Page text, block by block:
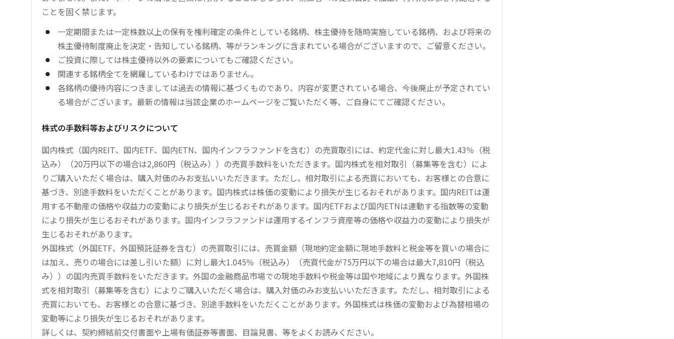
ことを固く禁じます。
一定期間または一定株数以上の保有を権利確定の条件としている銘柄、株主優待を随時実施している銘柄、および将来の
株主優待制度廃止を決定・告知している銘柄、等がランキングに含まれている場合がございますので、ご留意ください。
ご投資に際しては株主優待以外の要素についてもご確認ください。
関連する銘柄全てを網羅しているわけではありません。
各銘柄の優待内容につきましては過去の情報に基づくものであり、内容が変更されている場合、今後廃止が予定されてい
る場合がございます。最新の情報は当該企業のホームページをご覧いただく等、ご自身にてご確認ください。
株式の手数料等およびリスクについて
国内株式（国内REIT、国内ETF、国内ETN、国内インフラファンドを含む）の売買取引には、約定代金に対し最大1.43％（税
込み）（20万円以下の場合は2,860円（税込み））の売買手数料をいただきます。国内株式を相対取引（募集等を含む）によ
りご購入いただく場合は、購入対価のみお支払いいただきます。ただし、相対取引による売買においても、お客様との合意に
基づき、別途手数料をいただくことがあります。国内株式は株価の変動により損失が生じるおそれがあります。国内REITは運
用する不動産の価格や収益力の変動により損失が生じるおそれがあります。国内ETFおよび国内ETNは連動する指数等の変動
により損失が生じるおそれがあります。国内インフラファンドは運用するインフラ資産等の価格や収益力の変動により損失が
生じるおそれがあります。
外国株式（外国ETF、外国預託証券を含む）の売買取引には、売買金額（現地約定金額に現地手数料と税金等を買いの場合に
は加え、売りの場合には差し引いた額）に対し最大1.045％（税込み）（売買代金が75万円以下の場合は最大7,810円（税込
み））の国内売買手数料をいただきます。外国の金融商品市場での現地手数料や税金等は国や地域により異なります。外国株
式を相対取引（募集等を含む）によりご購入いただく場合は、購入対価のみお支払いいただきます。ただし、相対取引による
売買においても、お客様との合意に基づき、別途手数料をいただくことがあります。外国株式は株価の変動および為替相場の
変動等により損失が生じるおそれがあります。
詳しくは、契約締結前交付書面や上場有価証券等書面、目論見書、等をよくお読みください。